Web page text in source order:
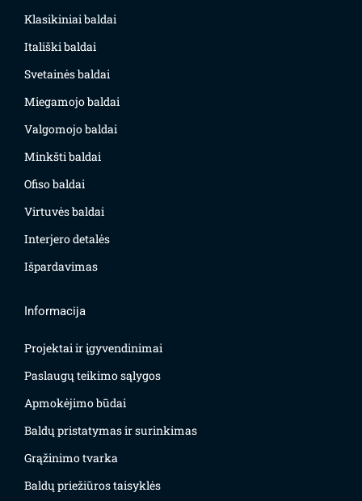
Klasikiniai baldai
Itališki baldai
Svetainės baldai
Miegamojo baldai
Valgomojo baldai
Minkšti baldai
Ofiso baldai
Virtuvės baldai
Interjero detalės
Išpardavimas
Informacija
Projektai ir įgyvendinimai
Paslaugų teikimo sąlygos
Apmokėjimo būdai
Baldų pristatymas ir surinkimas
Grąžinimo tvarka
Baldų priežiūros taisyklės